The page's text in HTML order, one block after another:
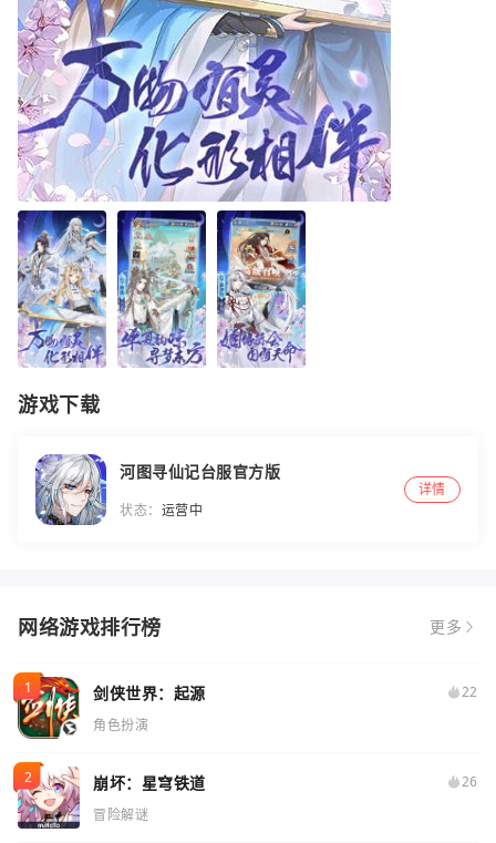
游戏下载
河图寻仙记台服官方版
状态： 运营中
详情
网络游戏排行榜 更多
剑侠世界：起源
22
角色扮演
崩坏：星穹铁道
26
冒险解谜